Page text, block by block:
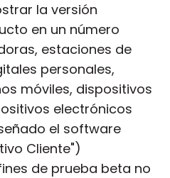
la versión
en un número
estaciones de
personales,
móviles, dispositivos
electrónicos
el software
Cliente")
de prueba beta no